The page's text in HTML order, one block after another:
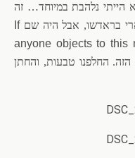
הייתי נלהבת במיוחד… זה
בראדשו, אבל היה שםIf
anyone objects to this
הזה. החלפנו טבעות, והחתן